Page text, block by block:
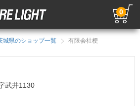
0
城県のショップ一覧 有限会社梗
武井1130